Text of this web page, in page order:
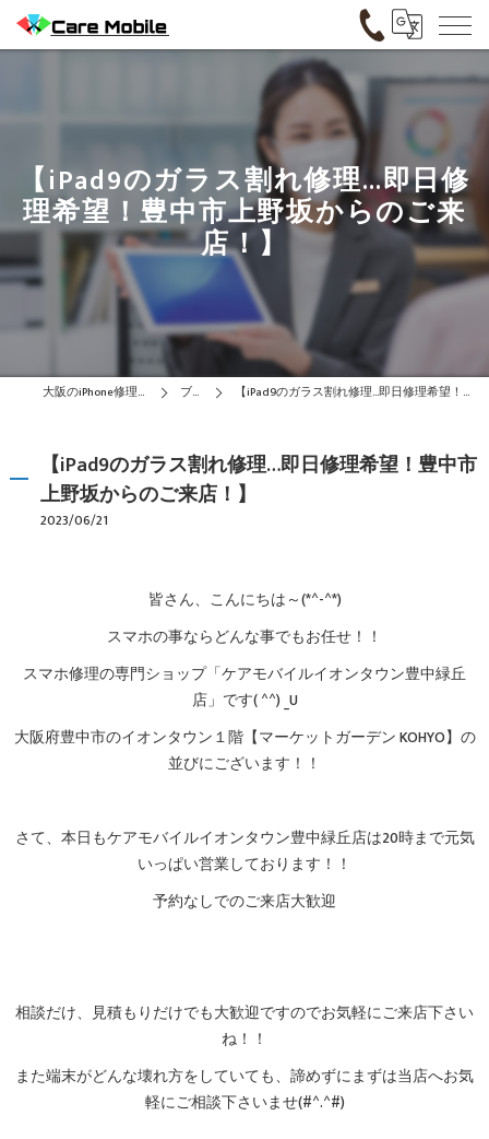
【iPad9のガラス割れ修理…即日修
理希望！豊中市上野坂からのご来
店！】
大阪のiPhone修理はCare Mobile ブログ 【iPad9のガラス割れ修理…即日修理希望！豊中市上野坂からのご来店！】
【iPad9のガラス割れ修理…即日修理希望！豊中市
上野坂からのご来店！】
2023/06/21
皆さん、こんにちは～(*^-^*)
スマホの事ならどんな事でもお任せ！！
スマホ修理の専門ショップ「ケアモバイルイオンタウン豊中緑丘
店」です( ^^) _U
大阪府豊中市のイオンタウン１階【マーケットガーデン KOHYO】の
並びにございます！！
さて、本日もケアモバイルイオンタウン豊中緑丘店は20時まで元気
いっぱい営業しております！！
予約なしでのご来店大歓迎
相談だけ、見積もりだけでも大歓迎ですのでお気軽にご来店下さい
ね！！
また端末がどんな壊れ方をしていても、諦めずにまずは当店へお気
軽にご相談下さいませ(#^.^#)